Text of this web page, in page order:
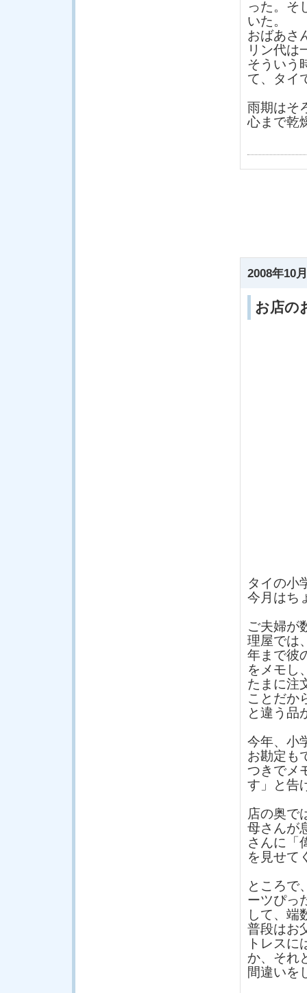
った。そ
いた。
おばあさ
リン代は
そういう
て、タイ
雨期はそ
心まで乾
2008年10
お店の
タイの小
今月はち
ご夫婦が
理屋では
年まで彼
をメモし
たまに注
ことだか
と違う品
今年、小
お勘定も
つきでメ
す」と告
店の奥で
母さんが
さんに「
を見せて
ところで
ーツぴっ
して、端
普段はお
トレスに
か、それ
間違いを